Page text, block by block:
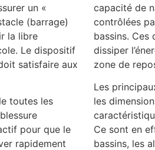
un «
(barrage)
la libre
Le dispositif
satisfaire aux
toutes les
pour que le
rapidement
capacité de
contrôlées
bassins.
dissiper
zone de
Les
les
Ce sont en
bassins, les